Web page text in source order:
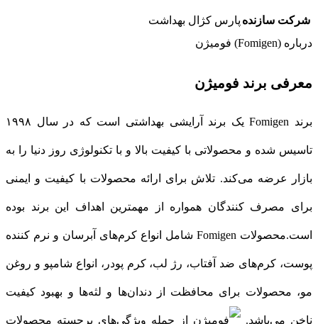
شرکت سازنده پارس کژال بهداشت
درباره (Fomigen) فومیژن
معرفی برند فومیژن
برند Fomigen یک برند آرایشی بهداشتی است که در سال ۱۹۹۸
تاسیس شده و محصولاتی با کیفیت بالا و با تکنولوژی روز دنیا را به
بازار عرضه می‌کند. تلاش برای ارائه محصولات با کیفیت و ایمنی
برای مصرف کنندگان همواره از مهمترین اهداف این برند بوده
است.محصولات Fomigen شامل انواع کرم‌های آبرسان و نرم کننده
پوست، کرم‌های ضد آفتاب، رژ لب، کرم پودر، انواع شامپو و روغن
مو، محصولات برای محافظت از دندان‌ها و لثه‌ها و بهبود کیفیت
ناخن می‌باشد. از جمله ویژگی‌های برجسته محصولات